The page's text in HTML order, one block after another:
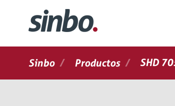
Sinbo / Productos / SHD